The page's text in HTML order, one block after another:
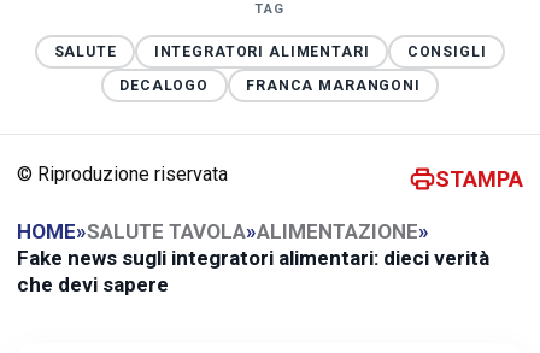
TAG
SALUTE INTEGRATORI ALIMENTARI
CONSIGLI
DECALOGO
FRANCA MARANGONI
© Riproduzione riservata STAMPA
HOME»SALUTE TAVOLA»ALIMENTAZIONE»
Fake news sugli integratori alimentari: dieci verità
che devi sapere